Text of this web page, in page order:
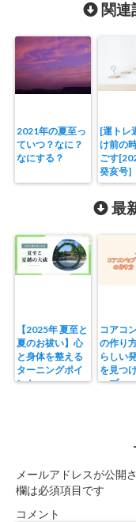
関連
2021年の夏至っ
ていつ？なに？
なにする？
[運トレ
け前の
ごす
癸亥号]
最
【2025年 夏至と
夏のお祓い】心
と身体を整える
ターニングポイ
ント
コアコ
の作り
らしい
を見つ
ップ
メールアドレスが公開
欄は必須項目です
コメント